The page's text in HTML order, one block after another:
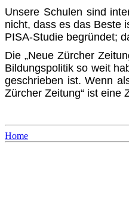
Unsere Schulen sind
nicht, dass es das Beste
PISA-Studie begründet;
Die „Neue Zürcher
Bil­dungspolitik so weit
ge­schrieben ist. Wenn
Zürcher Zei­tung“ ist eine
Home